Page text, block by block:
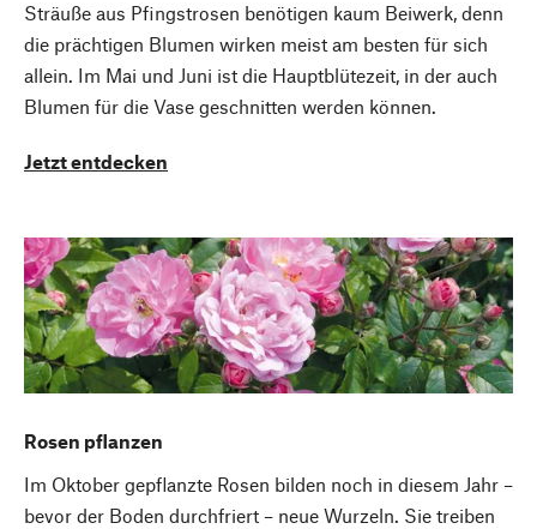
Sträuße aus Pfingstrosen benötigen kaum Beiwerk, denn
die prächtigen Blumen wirken meist am besten für sich
allein. Im Mai und Juni ist die Hauptblütezeit, in der auch
Blumen für die Vase geschnitten werden können.
Jetzt entdecken
Rosen pflanzen
Im Oktober gepflanzte Rosen bilden noch in diesem Jahr –
bevor der Boden durchfriert – neue Wurzeln. Sie treiben